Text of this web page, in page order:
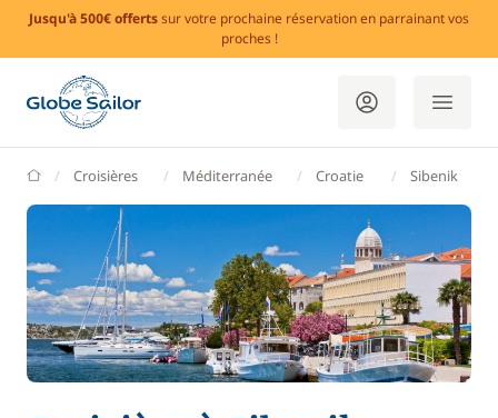
Jusqu'à 500€ offertssur votre prochaine réservation en parrainant vos
proches !
GlobeSailor
Croisières Méditerranée Croatie Sibenik